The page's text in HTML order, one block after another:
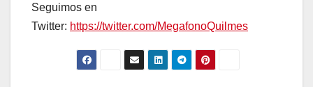
Seguimos en
Twitter: https://twitter.com/MegafonoQuilmes